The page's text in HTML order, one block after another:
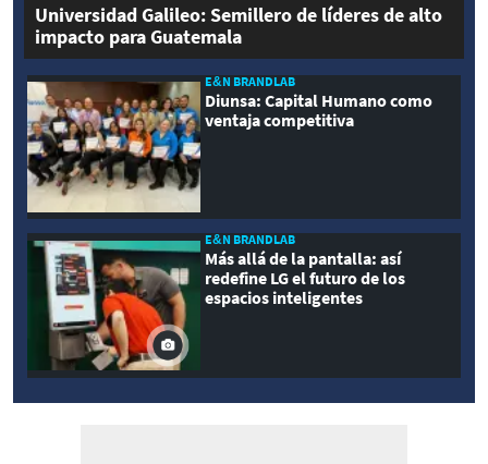
Universidad Galileo: Semillero de líderes de alto
impacto para Guatemala
E&N BRANDLAB
Diunsa: Capital Humano como
ventaja competitiva
E&N BRANDLAB
Más allá de la pantalla: así
redefine LG el futuro de los
espacios inteligentes